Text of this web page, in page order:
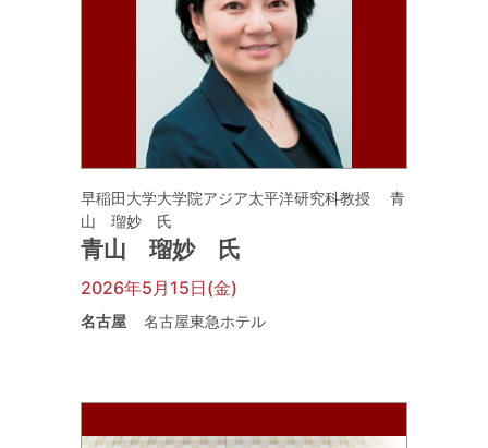
早稲田大学大学院アジア太平洋研究科教授 青
山 瑠妙 氏
青山 瑠妙 氏
2026年5月15日(金)
名古屋 名古屋東急ホテル